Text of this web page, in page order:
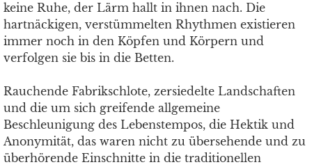
keine Ruhe, der Lärm hallt in ihnen nach. Die
hartnäckigen, verstümmelten Rhythmen existieren
immer noch in den Köpfen und Körpern und
verfolgen sie bis in die Betten.
Rauchende Fabrikschlote, zersiedelte Landschaften
und die um sich greifende allgemeine
Beschleunigung des Lebenstempos, die Hektik und
Anonymität, das waren nicht zu übersehende und zu
überhörende Einschnitte in die traditionellen